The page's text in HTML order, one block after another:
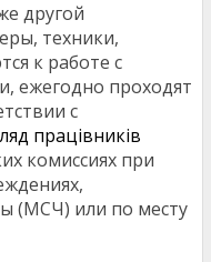
другой
техники,
к работе с
ежегодно проходят
с
працівників
комиссиях при
(МСЧ) или по месту